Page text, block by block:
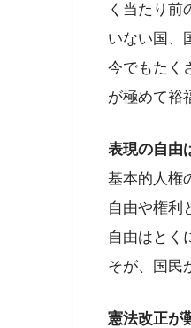
く当たり前
いない国、
今でもたく
が極めて裕
表現の自由
基本的人権
自由や権利
自由はとく
そが、国民
憲法改正が